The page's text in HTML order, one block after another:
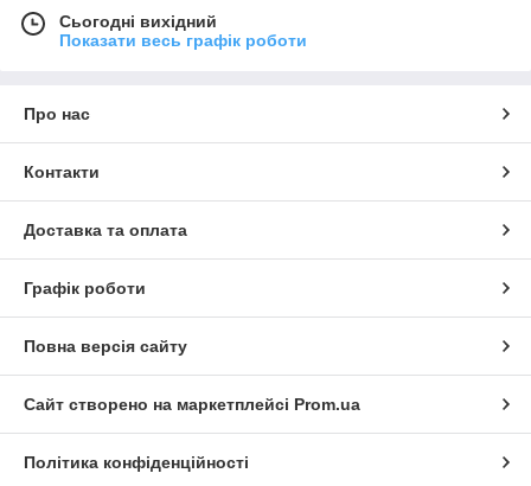
Сьогодні вихідний
Показати весь графік роботи
Про нас
Контакти
Доставка та оплата
Графік роботи
Повна версія сайту
Сайт створено на маркетплейсі Prom.ua
Політика конфіденційності